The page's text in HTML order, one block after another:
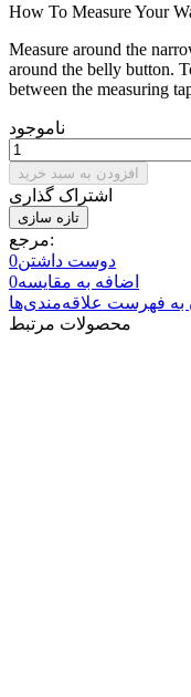
How To Measure Your
Measure around the
around the belly button.
between the measuring
ناموجود
افزودن به سبد خرید
اشتراک گذاری
مرجع:
دوست داشتن0
اضافه به مقایسه0
به فهرست علاقه‌مندی‌ها
محصولات مرتبط